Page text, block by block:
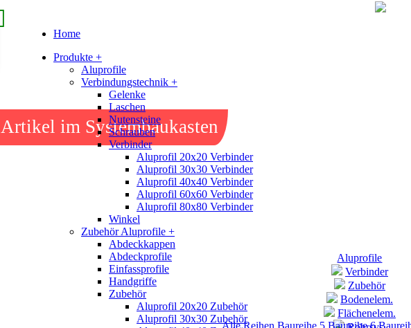
Artikel im Systembaukasten
Home
Produkte +
Aluprofile
Verbindungstechnik +
Gelenke
Laschen
Nutensteine
Schrauben
Verbinder
Aluprofil 20x20 Verbinder
Aluprofil 30x30 Verbinder
Aluprofil 40x40 Verbinder
Aluprofil 60x60 Verbinder
Aluprofil 80x80 Verbinder
Winkel
Zubehör Aluprofile +
Abdeckkappen
Abdeckprofile
Einfassprofile
Handgriffe
Zubehör
Aluprofil 20x20 Zubehör
Aluprofil 30x30 Zubehör
Aluprofile
Verbinder
Zubehör
Bodenelem.
Flächenelem.